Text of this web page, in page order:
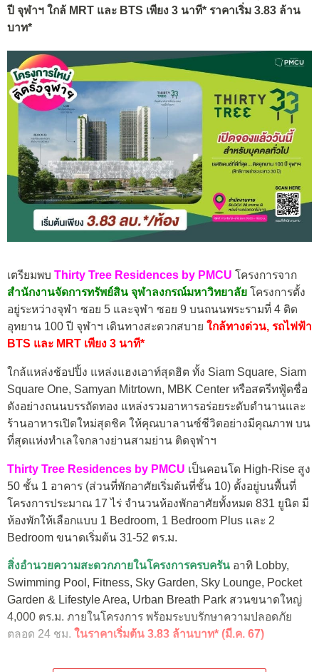
ปี จุฬาฯ ใกล้ MRT และ BTS เพียง 3 นาที* ราคาเริ่ม 3.83 ล้าน
บาท*
เตรียมพบ Thirty Tree Residences by PMCU โครงการจาก
สำนักงานจัดการทรัพย์สิน จุฬาลงกรณ์มหาวิทยาลัย โครงการตั้ง
อยู่ระหว่างจุฬา ซอย 5 และจุฬา ซอย 9 บนถนนพระรามที่ 4 ติด
อุทยาน 100 ปี จุฬาฯ เดินทางสะดวกสบาย ใกล้ทางด่วน, รถไฟฟ้า
BTS และ MRT เพียง 3 นาที*
ใกล้แหล่งช้อปปิ้ง แหล่งแฮงเอาท์สุดฮิต ทั้ง Siam Square, Siam
Square One, Samyan Mitrtown, MBK Center หรือสตรีทฟู้ดชื่อ
ดังอย่างถนนบรรถัดทอง แหล่งรวมอาหารอร่อยระดับตำนานและ
ร้านอาหารเปิดใหม่สุดชิค ให้คุณบาลานซ์ชีวิตอย่างมีคุณภาพ บน
ที่สุดแห่งทำเลใจกลางย่านสามย่าน ติดจุฬาฯ
Thirty Tree Residences by PMCU เป็นคอนโด High-Rise สูง
50 ชั้น 1 อาคาร (ส่วนที่พักอาศัยเริ่มต้นที่ชั้น 10) ตั้งอยู่บนพื้นที่
โครงการประมาณ 17 ไร่ จำนวนห้องพักอาศัยทั้งหมด 831 ยูนิต มี
ห้องพักให้เลือกแบบ 1 Bedroom, 1 Bedroom Plus และ 2
Bedroom ขนาดเริ่มต้น 31-52 ตร.ม.
สิ่งอำนวยความสะดวกภายในโครงการครบครัน อาทิ Lobby,
Swimming Pool, Fitness, Sky Garden, Sky Lounge, Pocket
Garden & Lifestyle Area, Urban Breath Park สวนขนาดใหญ่
4,000 ตร.ม. ภายในโครงการ พร้อมระบบรักษาความปลอดภัย
ตลอด 24 ชม. ในราคาเริ่มต้น 3.83 ล้านบาท* (มี.ค. 67)